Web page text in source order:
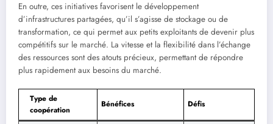
En outre, ces initiatives favorisent le développement
d’infrastructures partagées, qu’il s’agisse de stockage ou de
transformation, ce qui permet aux petits exploitants de devenir plus
compétitifs sur le marché. La vitesse et la flexibilité dans l’échange
des ressources sont des atouts précieux, permettant de répondre
plus rapidement aux besoins du marché.
Type de
coopération
Bénéfices Défis